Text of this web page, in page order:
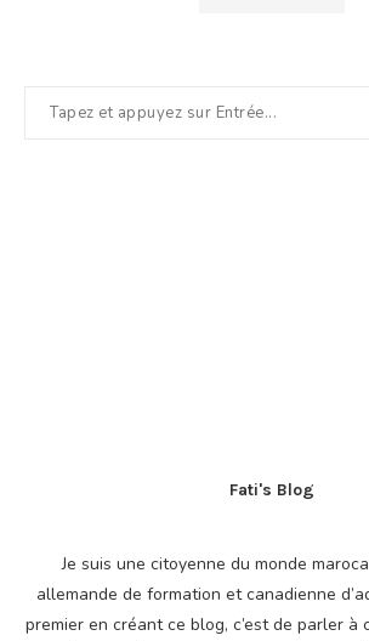
Fati's Blog
Je suis une citoyenne du monde
allemande de formation et canadienne
premier en créant ce blog, c’est de parler